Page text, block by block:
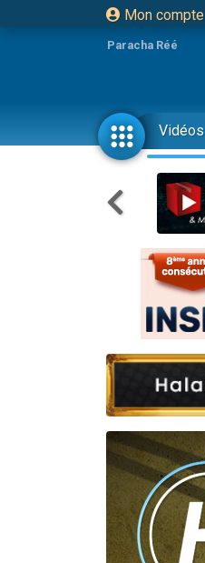
Mon compte
Paracha Réé
Vidéos